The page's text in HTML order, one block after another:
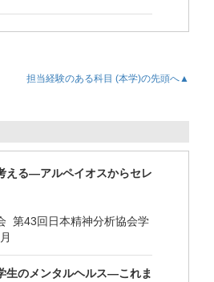
担当経験のある科目 (本学)の先頭へ▲
える―アルペイオスからセレ
第43回日本精神分析協会学
生のメンタルヘルス―これま